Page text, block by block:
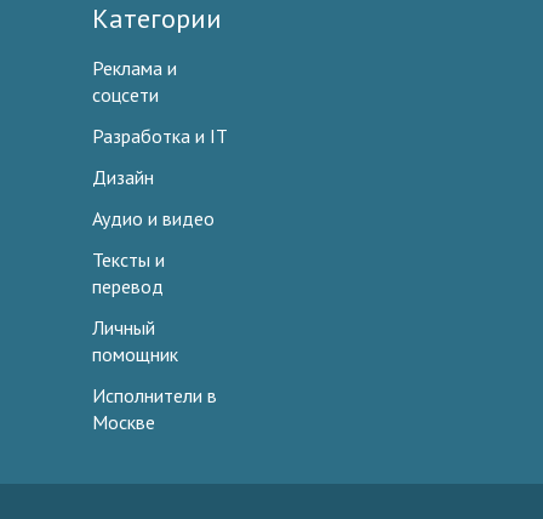
Категории
Реклама и
соцсети
Разработка и IT
Дизайн
Аудио и видео
Тексты и
перевод
Личный
помощник
Исполнители в
Москве